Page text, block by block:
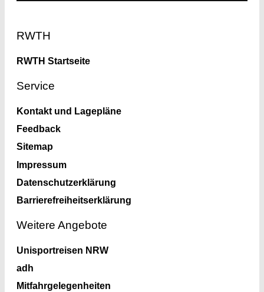
RWTH
RWTH Startseite
Service
Kontakt und Lagepläne
Feedback
Sitemap
Impressum
Datenschutzerklärung
Barrierefreiheitserklärung
Weitere Angebote
Unisportreisen NRW
adh
Mitfahrgelegenheiten